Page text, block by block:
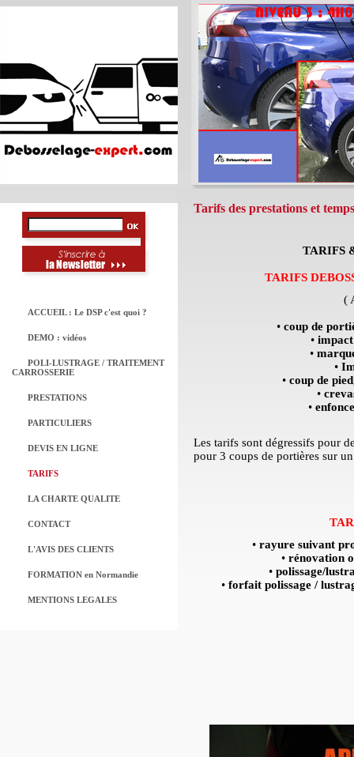
ACCUEIL : Le DSP c'est quoi ?
DEMO : vidéos
POLI-LUSTRAGE / TRAITEMENT
CARROSSERIE
PRESTATIONS
PARTICULIERS
DEVIS EN LIGNE
TARIFS
LA CHARTE QUALITE
CONTACT
L'AVIS DES CLIENTS
FORMATION en Normandie
MENTIONS LEGALES
Tarifs des prestations et
TARIFS
TARIFS
(
• coup de
•
•
•
•coup de
•
•
Les tarifs sont dégressifs pour
pour 3 coups de portières sur
• rayure suivant
•rénovation
•polissage/
•forfait polissage /